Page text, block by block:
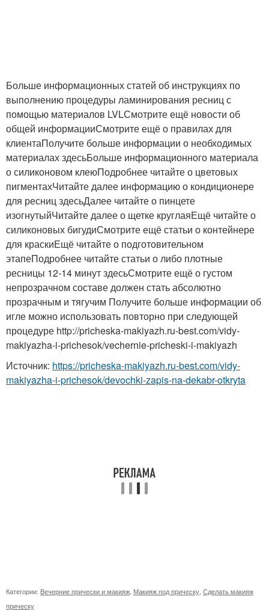
Больше информационных статей об инструкциях по
выполнению процедуры ламинирования ресниц с
помощью материалов LVLСмотрите ещё новости об
общей информацииСмотрите ещё о правилах для
клиентаПолучите больше информации о необходимых
материалах здесьБольше информационного материала
о силиконовом клеюПодробнее читайте о цветовых
пигментахЧитайте далее информацию о кондиционере
для ресниц здесьДалее читайте о пинцете
изогнутыйЧитайте далее о щетке круглаяЕщё читайте о
силиконовых бигудиСмотрите ещё статьи о контейнере
для краскиЕщё читайте о подготовительном
этапеПодробнее читайте статьи о либо плотные
ресницы 12-14 минут здесьСмотрите ещё о густом
непрозрачном составе должен стать абсолютно
прозрачным и тягучим Получите больше информации об
игле можно использовать повторно при следующей
процедуре http://pricheska-makiyazh.ru-best.com/vidy-
makiyazha-i-prichesok/vechernie-pricheski-i-makiyazh
Источник: https://pricheska-makiyazh.ru-best.com/vidy-
makiyazha-i-prichesok/devochki-zapis-na-dekabr-otkryta
Категории: Вечерние прически и макияж Макияж под прическу Сделать макияж
прическу